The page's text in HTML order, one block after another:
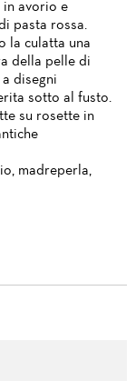
in avorio e
pasta rossa.
la culatta una
della pelle di
disegni
sotto al fusto.
su rosette in
madreperla,